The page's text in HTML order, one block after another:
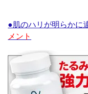
●肌のハリが明らかに
メント